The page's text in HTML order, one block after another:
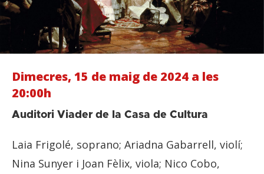
Dimecres, 15 de maig de 2024 a les
20:00h
Auditori Viader de la Casa de Cultura
Laia Frigolé, soprano; Ariadna Gabarrell, violí;
Nina Sunyer i Joan Fèlix, viola; Nico Cobo,